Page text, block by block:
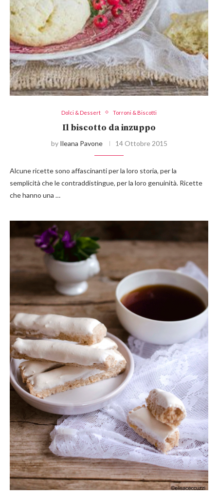
Dolci & Dessert Torroni & Biscotti
Il biscotto da inzuppo
by Ileana Pavone 14 Ottobre 2015
Alcune ricette sono affascinanti per la loro storia, per la
semplicità che le contraddistingue, per la loro genuinità. Ricette
che hanno una …